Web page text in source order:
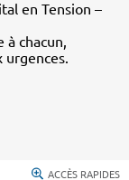
en Tension –
à chacun,
urgences.
ACCÈS RAPIDES